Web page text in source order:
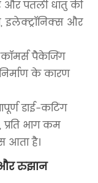
और पतली धातु की
इलेक्ट्रॉनिक्स और
पैकेजिंग
के कारण
डाई-कटिंग
भाग कम
आता है।
और रुझान